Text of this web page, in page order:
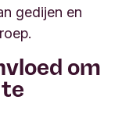
gedijen en
om